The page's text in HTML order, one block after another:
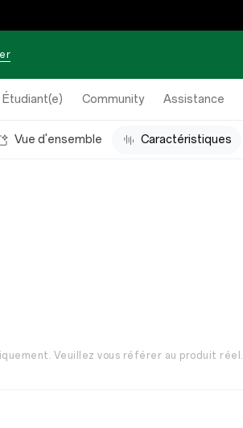
Étudiant(e) Community Assistance
Vue d'ensemble Caractéristiques
Veuillez vous référer au produit réel.